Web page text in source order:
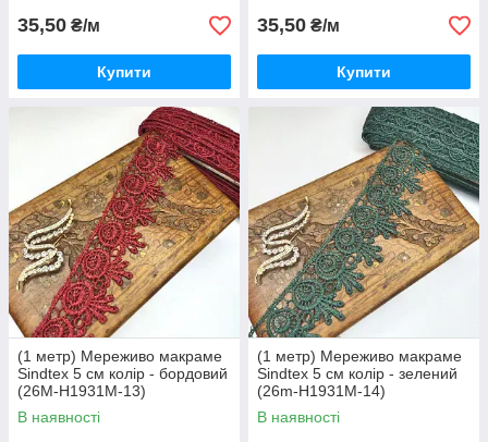
35,50 ₴/м
Купити
35,50 ₴/м
Купити
(1 метр) Мереживо макраме
Sindtex 5 см колір - бордовий
(26М-H1931М-13)
В наявності
(1 метр) Мереживо макраме
Sindtex 5 см колір - зелений
(26m-H1931M-14)
В наявності